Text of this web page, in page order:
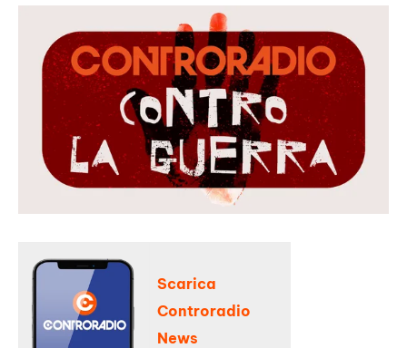
Scarica
Controradio
News